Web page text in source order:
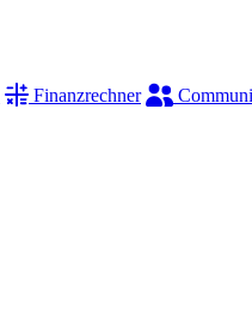
Finanzrechner